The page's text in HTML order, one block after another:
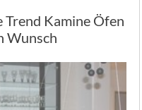
Kamine Öfen
Wunsch